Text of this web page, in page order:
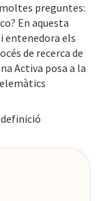
preguntes:
En aquesta
entenedora els
de recerca de
Activa posa a la
definició